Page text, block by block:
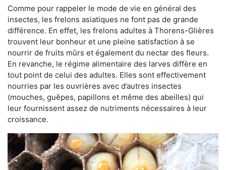
Comme pour rappeler le mode de vie en général des
insectes, les frelons asiatiques ne font pas de grande
différence. En effet, les frelons adultes à Thorens-Glières
trouvent leur bonheur et une pleine satisfaction à se
nourrir de fruits mûrs et également du nectar des fleurs.
En revanche, le régime alimentaire des larves diffère en
tout point de celui des adultes. Elles sont effectivement
nourries par les ouvrières avec d’autres insectes
(mouches, guêpes, papillons et même des abeilles) qui
leur fournissent assez de nutriments nécessaires à leur
croissance.